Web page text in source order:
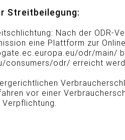
Streitbeilegung:
Nach der ODR-
eine Plattform zur
odr/main/
consumers/odr/ erreicht
vor einer